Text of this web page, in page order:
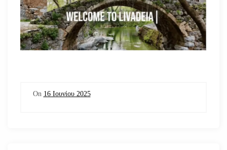
On 16 Ιουνίου 2025